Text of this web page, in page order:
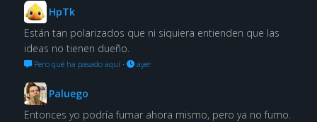
HpTk
Están tan polarizados que ni siquiera entienden que las
ideas no tienen dueño.
Pero qué ha pasado aquí· ayer
Paluego
Entonces yo podría fumar ahora mismo, pero ya no fumo.